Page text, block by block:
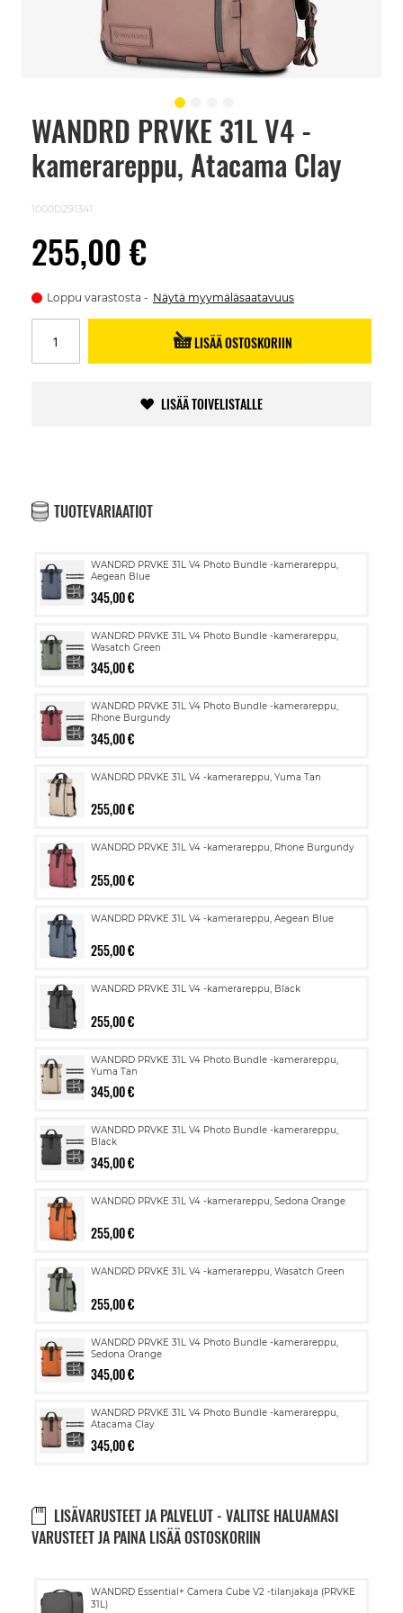
WANDRD PRVKE 31L V4 -
kamerareppu, Atacama Clay
1000D291341
255,00 €
Loppu varastosta Näytä myymäläsaatavuus
LISÄÄ OSTOSKORIIN
LISÄÄ TOIVELISTALLE
TUOTEVARIAATIOT
WANDRD PRVKE 31L V4 Photo Bundle -kamerareppu,
Aegean Blue
345,00 €
WANDRD PRVKE 31L V4 Photo Bundle -kamerareppu,
Wasatch Green
345,00 €
WANDRD PRVKE 31L V4 Photo Bundle -kamerareppu,
Rhone Burgundy
345,00 €
WANDRD PRVKE 31L V4 -kamerareppu, Yuma Tan
255,00 €
WANDRD PRVKE 31L V4 -kamerareppu, Rhone Burgundy
255,00 €
WANDRD PRVKE 31L V4 -kamerareppu, Aegean Blue
255,00 €
WANDRD PRVKE 31L V4 -kamerareppu, Black
255,00 €
WANDRD PRVKE 31L V4 Photo Bundle -kamerareppu,
Yuma Tan
345,00 €
WANDRD PRVKE 31L V4 Photo Bundle -kamerareppu,
Black
345,00 €
WANDRD PRVKE 31L V4 -kamerareppu, Sedona Orange
255,00 €
WANDRD PRVKE 31L V4 -kamerareppu, Wasatch Green
255,00 €
WANDRD PRVKE 31L V4 Photo Bundle -kamerareppu,
Sedona Orange
345,00 €
WANDRD PRVKE 31L V4 Photo Bundle -kamerareppu,
Atacama Clay
345,00 €
LISÄVARUSTEET JA PALVELUT - VALITSE HALUAMASI
VARUSTEET JA PAINA LISÄÄ OSTOSKORIIN
WANDRD Essential+ Camera Cube V2 -tilanjakaja (PRVKE
31L)
Lisää
ostoskoriin
Skip
beginning
images